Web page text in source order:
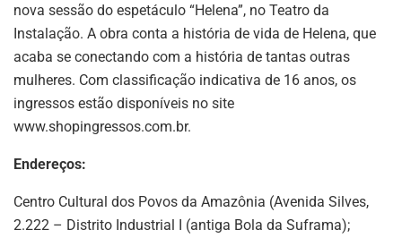
nova sessão do espetáculo “Helena”, no Teatro da
Instalação. A obra conta a história de vida de Helena, que
acaba se conectando com a história de tantas outras
mulheres. Com classificação indicativa de 16 anos, os
ingressos estão disponíveis no site
www.shopingressos.com.br.
Endereços:
Centro Cultural dos Povos da Amazônia (Avenida Silves,
2.222 – Distrito Industrial I (antiga Bola da Suframa);